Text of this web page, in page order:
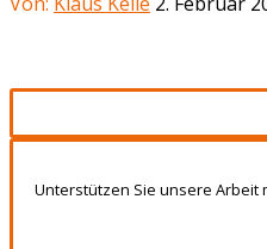
Unterstützen Sie unsere Arbeit